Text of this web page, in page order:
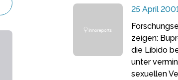
25 April
zeigen:
die Libido
unter
sexuellen